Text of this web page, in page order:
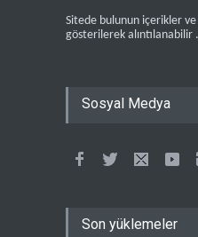
Sitede bulunun içerikler
gösterilerek alıntılanabilir .
Sosyal Medya
Son yüklemeler